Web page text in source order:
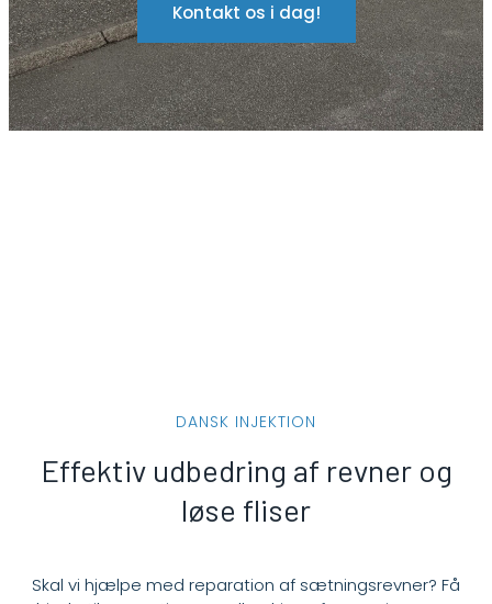
Kontakt os i dag!
DANSK INJEKTION
Effektiv udbedring af revner og
løse fliser
Skal vi hjælpe med reparation af sætningsrevner? Få